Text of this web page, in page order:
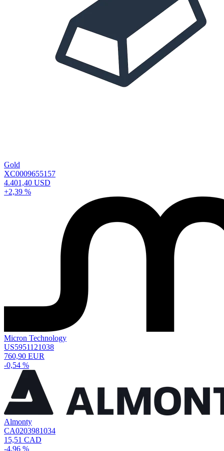
Gold
XC0009655157
4.401,40 USD
+2,39 %
Micron Technology
US5951121038
760,90 EUR
-0,54 %
Almonty
CA0203981034
15,51 CAD
-4,96 %